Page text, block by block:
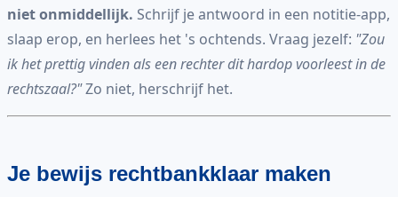
niet onmiddellijk. Schrijf je antwoord in een notitie-app,
slaap erop, en herlees het 's ochtends. Vraag jezelf: "Zou
ik het prettig vinden als een rechter dit hardop voorleest in de
rechtszaal?"Zo niet, herschrijf het.
Je bewijs rechtbankklaar maken